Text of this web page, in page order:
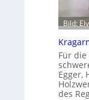
Bild:
Für
Egger,
des